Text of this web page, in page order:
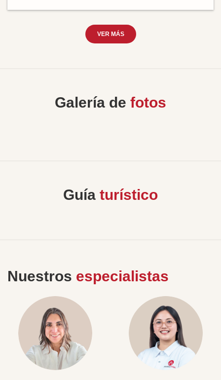
VER MÁS
Galería de fotos
Guía turístico
Nuestros especialistas